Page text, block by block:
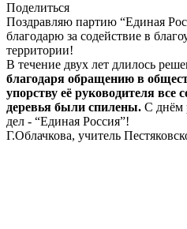
Поделиться
Поздравляю партию “Единая
благодарю за содействие в
территории!
В течение двух лет длилось
благодаря обращению в
упорству её руководителя все
деревья были спилены. С днём
дел - “Единая Россия”!
Г.Облачкова, учитель